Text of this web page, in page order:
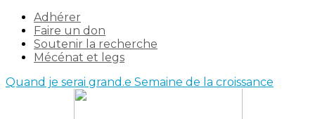
Adhérer
Faire un don
Soutenir la recherche
Mécénat et legs
Quand je serai grand.e Semaine de la croissance